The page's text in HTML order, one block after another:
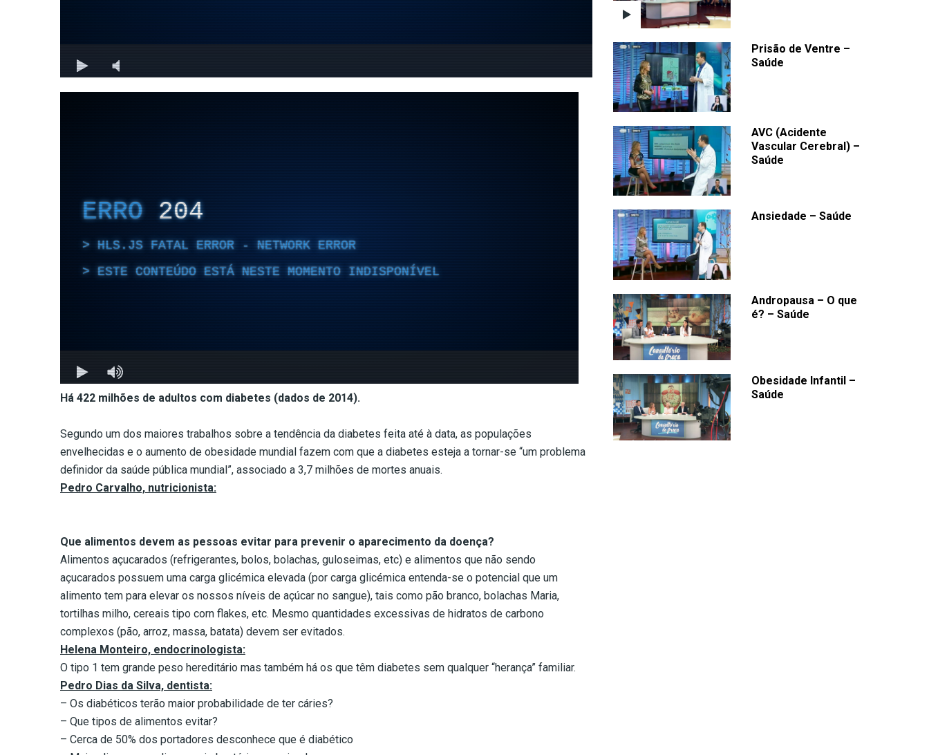
Há 422 milhões de adultos com diabetes (dados de 2014).
Segundo um dos maiores trabalhos sobre a tendência da diabetes feita até à data, as populações
envelhecidas e o aumento de obesidade mundial fazem com que a diabetes esteja a tornar-se “um problema
definidor da saúde pública mundial”, associado a 3,7 milhões de mortes anuais.
Pedro Carvalho, nutricionista:
Que alimentos devem as pessoas evitar para prevenir o aparecimento da doença?
Alimentos açucarados (refrigerantes, bolos, bolachas, guloseimas, etc) e alimentos que não sendo
açucarados possuem uma carga glicémica elevada (por carga glicémica entenda-se o potencial que um
alimento tem para elevar os nossos níveis de açúcar no sangue), tais como pão branco, bolachas Maria,
tortilhas milho, cereais tipo corn flakes, etc. Mesmo quantidades excessivas de hidratos de carbono
complexos (pão, arroz, massa, batata) devem ser evitados.
Helena Monteiro, endocrinologista:
O tipo 1 tem grande peso hereditário mas também há os que têm diabetes sem qualquer “herança” familiar.
Pedro Dias da Silva, dentista:
– Os diabéticos terão maior probabilidade de ter cáries?
– Que tipos de alimentos evitar?
– Cerca de 50% dos portadores desconhece que é diabético
Prisão de Ventre –
Saúde
AVC (Acidente
Vascular Cerebral) –
Saúde
Ansiedade – Saúde
Andropausa – O que
é? – Saúde
Obesidade Infantil –
Saúde